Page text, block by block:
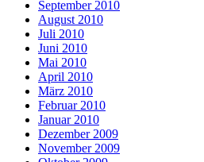
September 2010
August 2010
Juli 2010
Juni 2010
Mai 2010
April 2010
März 2010
Februar 2010
Januar 2010
Dezember 2009
November 2009